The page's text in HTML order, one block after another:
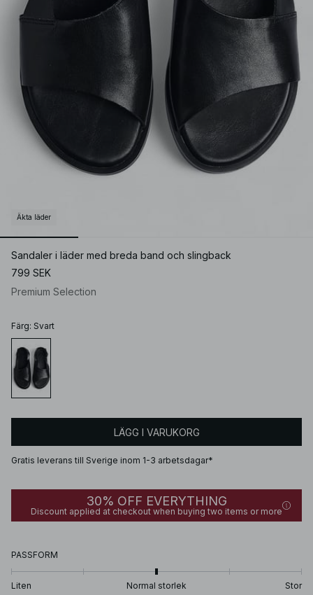
Äkta läder
Sandaler i läder med breda band och slingback
799 SEK
Premium Selection
Färg: Svart
LÄGG I VARUKORG
Gratis leverans till Sverige inom 1-3 arbetsdagar*
30% OFF EVERYTHING
Discount applied at checkout when buying two items or more
PASSFORM
Liten Normal storlek Stor